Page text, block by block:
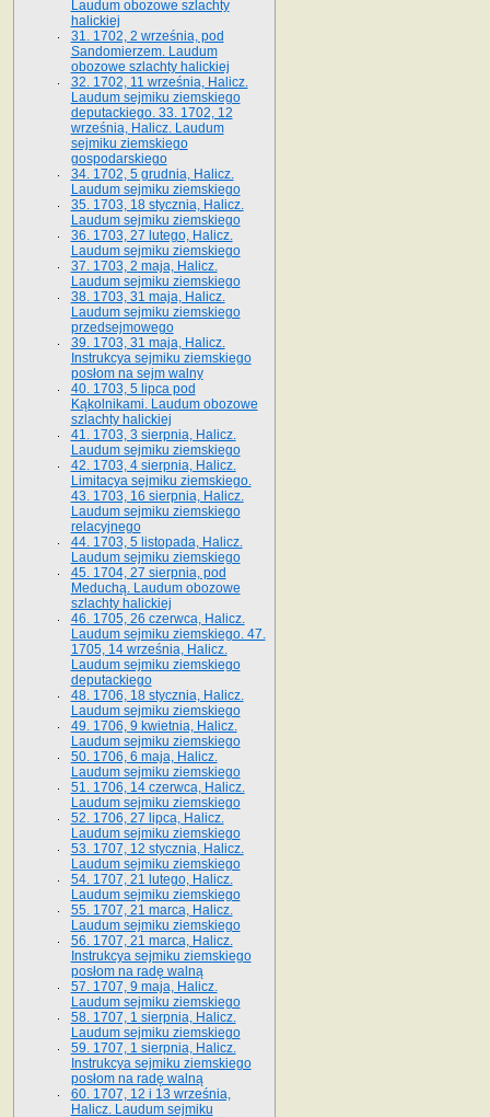
Laudum obozowe szlachty
halickiej
31. 1702, 2 września, pod
Sandomierzem. Laudum
obozowe szlachty halickiej
32. 1702, 11 września, Halicz.
Laudum sejmiku ziemskiego
deputackiego. 33. 1702, 12
września, Halicz. Laudum
sejmiku ziemskiego
gospodarskiego
34. 1702, 5 grudnia, Halicz.
Laudum sejmiku ziemskiego
35. 1703, 18 stycznia, Halicz.
Laudum sejmiku ziemskiego
36. 1703, 27 lutego, Halicz.
Laudum sejmiku ziemskiego
37. 1703, 2 maja, Halicz.
Laudum sejmiku ziemskiego
38. 1703, 31 maja, Halicz.
Laudum sejmiku ziemskiego
przedsejmowego
39. 1703, 31 maja, Halicz.
Instrukcya sejmiku ziemskiego
posłom na sejm walny
40. 1703, 5 lipca pod
Kąkolnikami. Laudum obozowe
szlachty halickiej
41­. 1703, 3 sierpnia, Halicz.
Laudum sejmiku ziemskiego
42. 1703, 4 sierpnia, Halicz.
Limitacya sejmiku ziemskiego.
43. 1703, 16 sierpnia, Halicz.
Laudum sejmiku ziemskiego
relacyjnego
44. 1703, 5 listopada, Halicz.
Laudum sejmiku ziemskiego
45. 1704, 27 sierpnia, pod
Meduchą. Laudum obozowe
szlachty halickiej
46. 1705, 26 czerwca, Halicz.
Laudum sejmiku ziemskiego. 47.
1705, 14 września, Halicz.
Laudum sejmiku ziemskiego
deputackiego
48. 1706, 18 stycznia, Halicz.
Laudum sejmiku ziemskiego
49. 1706, 9 kwietnia, Halicz.
Laudum sejmiku ziemskiego
50. 1706, 6 maja, Halicz.
Laudum sejmiku ziemskiego
51. 1706, 14 czerwca, Halicz.
Laudum sejmiku ziemskiego
52. 1706, 27 lipca, Halicz.
Laudum sejmiku ziemskiego
53. 1707, 12 stycznia, Halicz.
Laudum sejmiku ziemskiego
54. 1707, 21 lutego, Halicz.
Laudum sejmiku ziemskiego
55. 1707, 21 marca, Halicz.
Laudum sejmiku ziemskiego
56. 1707, 21 marca, Halicz.
Instrukcya sejmiku ziemskiego
posłom na radę walną
57. 1707, 9 maja, Halicz.
Laudum sejmiku ziemskiego
58. 1707, 1 sierpnia, Halicz.
Laudum sejmiku ziemskiego
59. 1707, 1 sierpnia, Halicz.
Instrukcya sejmiku ziemskiego
posłom na radę walną
60. 1707, 12 i 13 września,
Halicz. Laudum sejmiku